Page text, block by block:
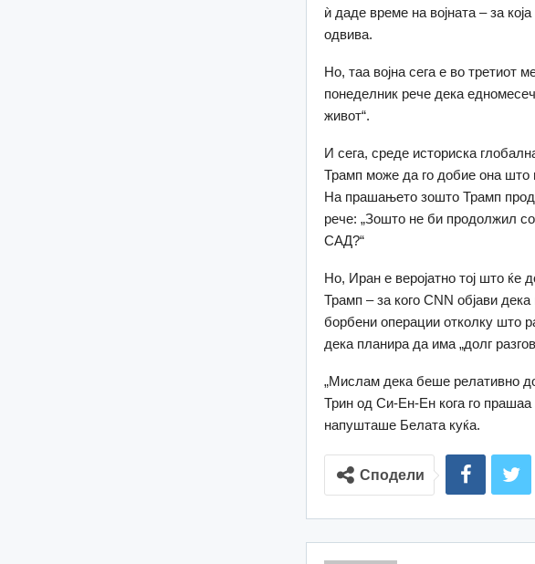
ѝ даде време на војната – за
одвива.
Но, таа војна сега е во третиот
понеделник рече дека
живот“.
И сега, среде историска
Трамп може да го добие она што
На прашањето зошто Трамп
рече: „Зошто не би продолжил
САД?“
Но, Иран е веројатно тој што ќе
Трамп – за кого CNN објави
борбени операции отколку што
дека планира да има „долг
„Мислам дека беше релативно
Трин од Си-Ен-Ен кога го прашаа
напушташе Белата куќа.
Сподели